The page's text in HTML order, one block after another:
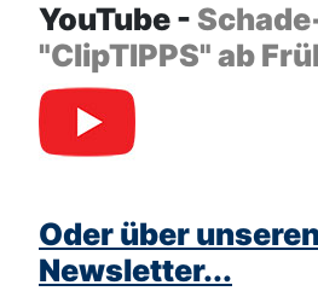
YouTube -
"ClipTIPPS" ab
Oder über
Newsletter...